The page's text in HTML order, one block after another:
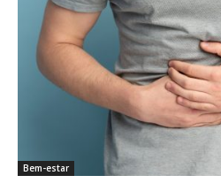
Bem-estar